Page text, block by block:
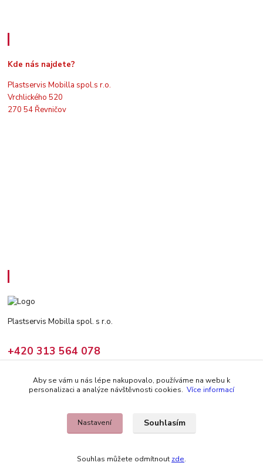
Kde nás najdete?
Plastservis Mobilla spol.s r.o.
Vrchlického 520
270 54 Řevničov
Plastservis Mobilla spol. s r.o.
+420 313 564 078
(Po - Pá: 6 - 14:30 hod)
prodej@climair.cz
Aby se vám u nás lépe nakupovalo, používáme na webu k
personalizaci a analýze návštěvnosti cookies. Více informací
Nastavení Souhlasím
Souhlas můžete odmítnout zde.